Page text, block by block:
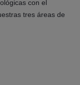
con el
tres áreas de